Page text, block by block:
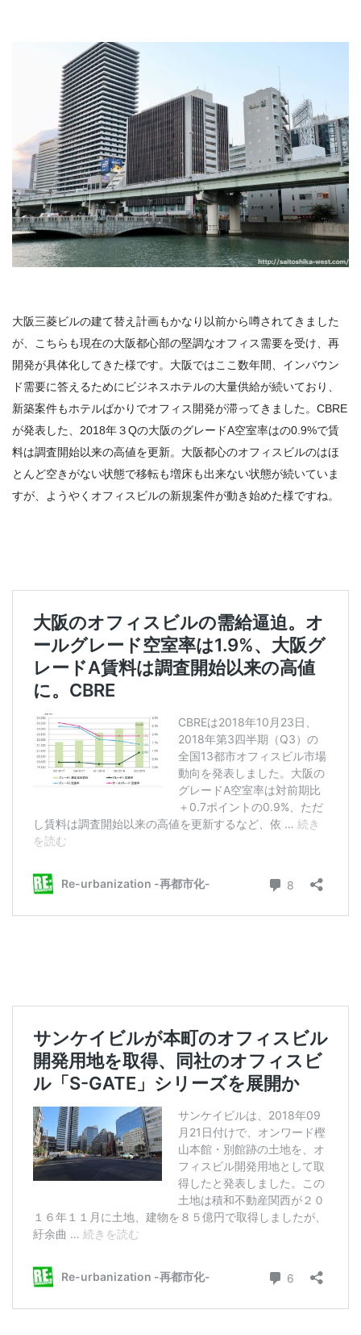
大阪三菱ビルの建て替え計画もかなり以前から噂されてきました
が、こちらも現在の大阪都心部の堅調なオフィス需要を受け、再
開発が具体化してきた様です。大阪ではここ数年間、インバウン
ド需要に答えるためにビジネスホテルの大量供給が続いており、
新築案件もホテルばかりでオフィス開発が滞ってきました。CBRE
が発表した、2018年３Qの大阪のグレードA空室率はの0.9%で賃
料は調査開始以来の高値を更新。大阪都心のオフィスビルのはほ
とんど空きがない状態で移転も増床も出来ない状態が続いていま
すが、ようやくオフィスビルの新規案件が動き始めた様ですね。